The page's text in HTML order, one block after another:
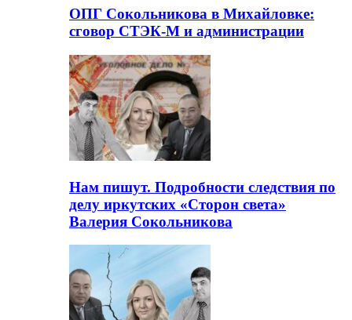
ОПГ Сокольникова в Михайловке:
сговор СТЭК-М и администрации
Нам пишут. Подробности следствия по
делу иркутских «Сторон света»
Валерия Сокольникова